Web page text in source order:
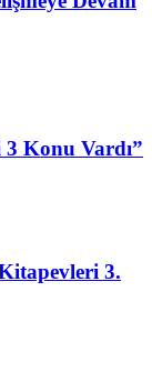
Konu Vardı”
3.